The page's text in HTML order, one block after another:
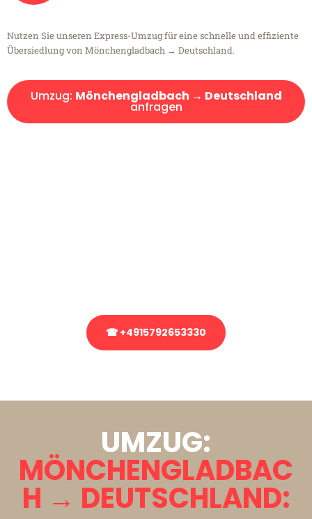
Nutzen Sie unseren Express-Umzug für eine schnelle und effiziente
Übersiedlung von Mönchengladbach → Deutschland.
Umzug: Mönchengladbach → Deutschland
anfragen
☎ +4915792653330
UMZUG:
MÖNCHENGLADBAC
H → DEUTSCHLAND: